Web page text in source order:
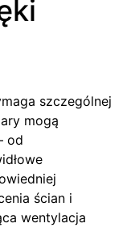
szczególnej
mogą
od
ścian i
wentylacja